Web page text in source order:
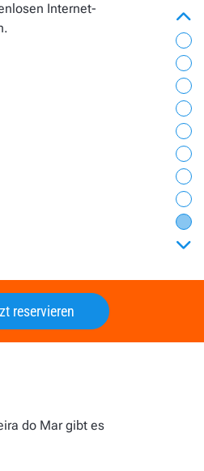
Internet-
reservieren
do Mar gibt es
vor